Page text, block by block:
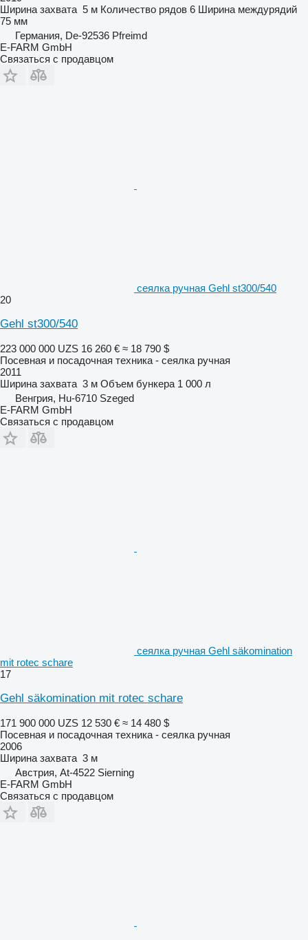
Ширина захвата 5 м Количество рядов 6 Ширина междурядий
75 мм
Германия, De-92536 Pfreimd
E-FARM GmbH
Связаться с продавцом
сеялка ручная Gehl st300/540
20
Gehl st300/540
223 000 000 UZS 16 260 € ≈ 18 790 $
Посевная и посадочная техника - сеялка ручная
2011
Ширина захвата 3 м Объем бункера 1 000 л
Венгрия, Hu-6710 Szeged
E-FARM GmbH
Связаться с продавцом
сеялка ручная Gehl säkomination
mit rotec schare
17
Gehl säkomination mit rotec schare
171 900 000 UZS 12 530 € ≈ 14 480 $
Посевная и посадочная техника - сеялка ручная
2006
Ширина захвата 3 м
Австрия, At-4522 Sierning
E-FARM GmbH
Связаться с продавцом